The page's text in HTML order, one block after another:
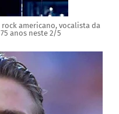
americano, vocalista da
anos neste 2/5